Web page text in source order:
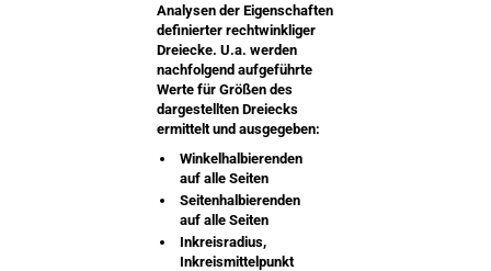
Analysen der Eigenschaften
definierter rechtwinkliger
Dreiecke. U.a. werden
nachfolgend aufgeführte
Werte für Größen des
dargestellten Dreiecks
ermittelt und ausgegeben:
Winkelhalbierenden
auf alle Seiten
Seitenhalbierenden
auf alle Seiten
Inkreisradius,
Inkreismittelpunkt